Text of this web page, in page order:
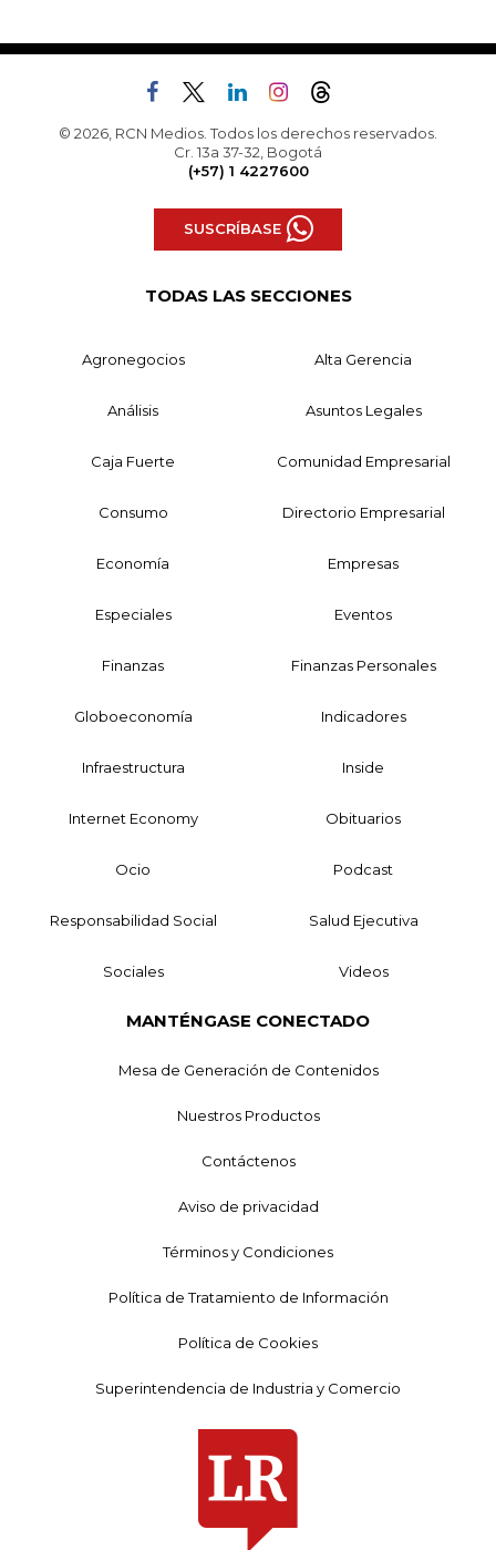
© 2026, RCN Medios. Todos los derechos reservados.
Cr. 13a 37-32, Bogotá
(+57) 1 4227600
SUSCRÍBASE
TODAS LAS SECCIONES
Agronegocios Alta Gerencia
Análisis Asuntos Legales
Caja Fuerte Comunidad Empresarial
Consumo Directorio Empresarial
Economía Empresas
Especiales Eventos
Finanzas Finanzas Personales
Globoeconomía Indicadores
Infraestructura Inside
Internet Economy Obituarios
Ocio Podcast
Responsabilidad Social Salud Ejecutiva
Sociales Videos
MANTÉNGASE CONECTADO
Mesa de Generación de Contenidos
Nuestros Productos
Contáctenos
Aviso de privacidad
Términos y Condiciones
Política de Tratamiento de Información
Política de Cookies
Superintendencia de Industria y Comercio